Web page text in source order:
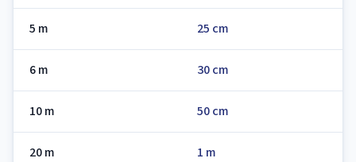
5 m 25 cm
6 m 30 cm
10 m 50 cm
20 m 1 m